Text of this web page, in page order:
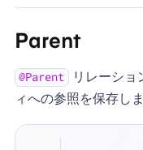
Parent
@Parent リレーショ
ィへの参照を保存しま